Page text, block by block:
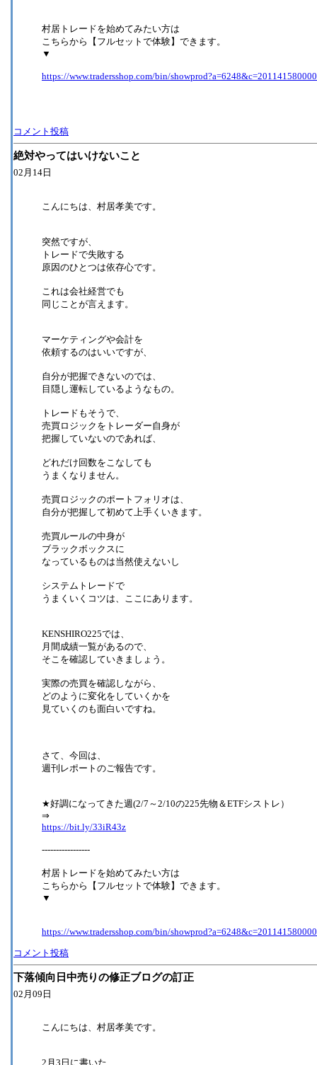
村居トレードを始めてみたい方は
こちらから【フルセットで体験】できます。
▼
https://www.tradersshop.com/bin/
コメント投稿
絶対やってはいけないこと
02月14日
こんにちは、村居孝美です。
突然ですが、
トレードで失敗する
原因のひとつは依存心です。
これは会社経営でも
同じことが言えます。
マーケティングや会計を
依頼するのはいいですが、
自分が把握できないのでは、
目隠し運転しているようなもの。
トレードもそうで、
売買ロジックをトレーダー自身が
把握していないのであれば、
どれだけ回数をこなしても
うまくなりません。
売買ロジックのポートフォリオは、
自分が把握して初めて上手くいきます。
売買ルールの中身が
ブラックボックスに
なっているものは当然使えないし
システムトレードで
うまくいくコツは、ここにあります。
KENSHIRO225では、
月間成績一覧があるので、
そこを確認していきましょう。
実際の売買を確認しながら、
どのように変化をしていくかを
見ていくのも面白いですね。
さて、今回は、
週刊レポートのご報告です。
★好調になってきた週(2/7～2/10の225先物＆ETFシストレ）
⇒
https://bit.ly/33iR43z
-----------------
村居トレードを始めてみたい方は
こちらから【フルセットで体験】できます。
▼
https://www.tradersshop.com/bin/
コメント投稿
下落傾向日中売りの修正ブログの訂正
02月09日
こんにちは、村居孝美です。
2月3日に書いた